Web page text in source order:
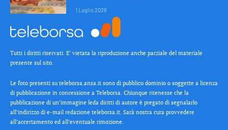
1 Luglio 2026
Tutti i diritti riservati. E’ vietata la riproduzione anche parziale del materiale
presente sul sito.
Le foto presenti su teleborsa.ansa.it sono di pubblico dominio o soggette a licenza
di pubblicazione in concessione a Teleborsa. Chiunque ritenesse che la
pubblicazione di un’immagine leda diritti di autore è pregato di segnalarlo
all’indirizzo di e-mail redazione teleborsa.it. Sarà nostra cura provvedere
all’accertamento ed all’eventuale rimozione.